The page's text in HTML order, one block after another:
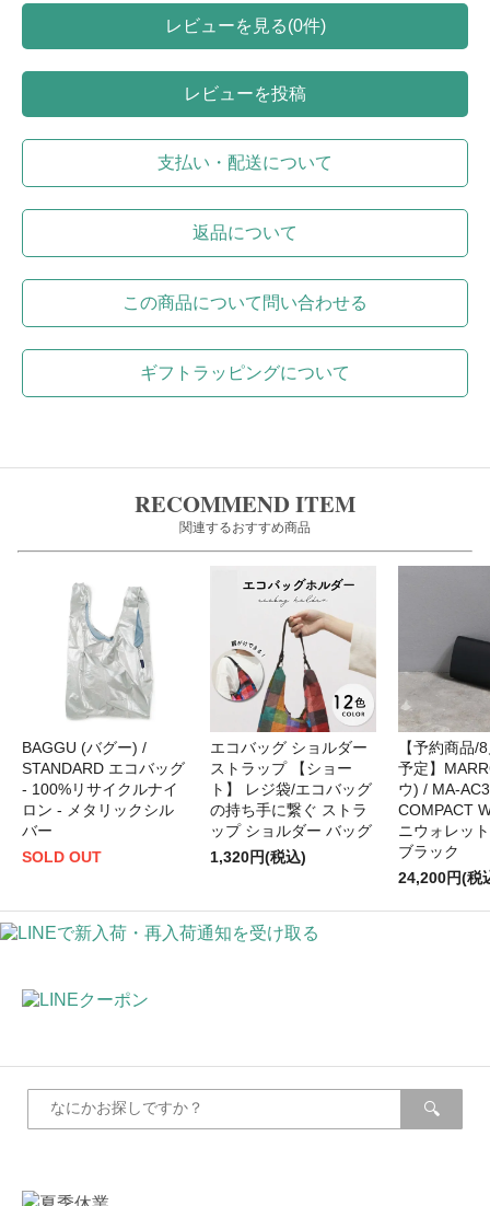
レビューを見る(0件)
レビューを投稿
支払い・配送について
返品について
この商品について問い合わせる
ギフトラッピングについて
RECOMMEND ITEM
関連するおすすめ商品
BAGGU (バグー) /
STANDARD エコバッグ
- 100%リサイクルナイ
ロン - メタリックシル
バー
SOLD OUT
エコバッグ ショルダー
ストラップ 【ショー
ト】 レジ袋/エコバッグ
の持ち手に繋ぐ ストラ
ップ ショルダー バッグ
1,320円(税込)
【予約商品/
予定】
ウ) / MA-
COMPACT
ニウォレッ
ブラック
24,200円(税